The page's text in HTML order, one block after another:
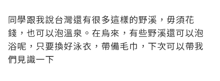
同學跟我說台灣還有很多這樣的野溪，毋須花
錢，也可以泡溫泉。在烏來，有些野溪還可以泡
浴呢，只要換好泳衣，帶備毛巾，下次可以帶我
們見識一下